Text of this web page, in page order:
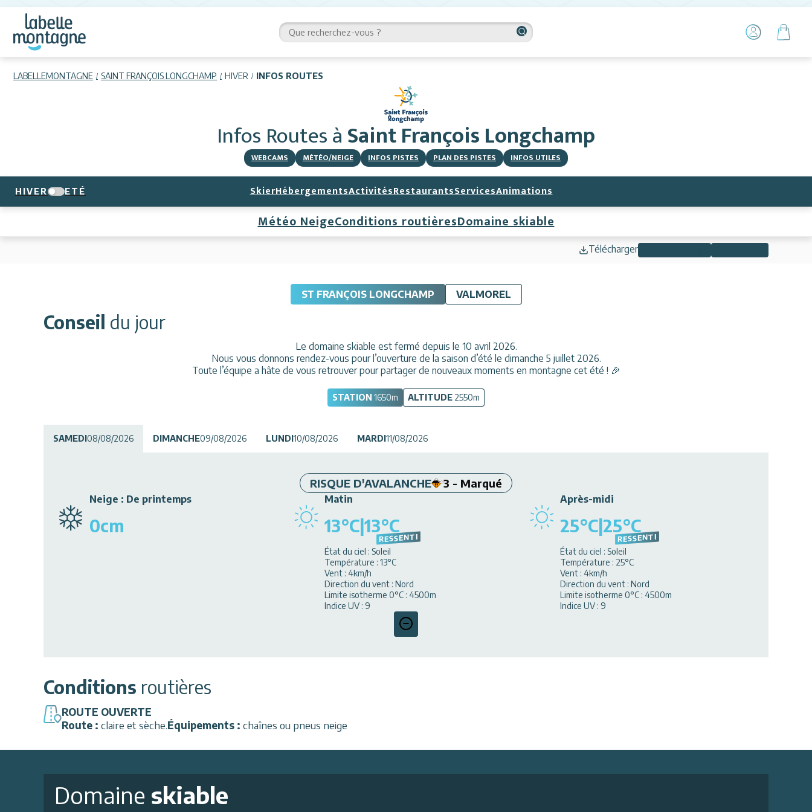
LABELLEMONTAGNE SAINT FRANÇOIS LONGCHAMP HIVER INFOS ROUTES
Infos RoutesàSaint François Longchamp
WEBCAMS MÉTÉO/NEIGE INFOS PISTES PLAN DES PISTES INFOS UTILES
HIVER ETÉ SkierHébergementsActivitésRestaurantsServicesAnimations
Météo NeigeConditions routièresDomaine skiable
Télécharger
ST FRANÇOIS LONGCHAMP VALMOREL
Conseil du jour
Le domaine skiable est fermé depuis le 10 avril 2026.
Nous vous donnons rendez-vous pour l’ouverture de la saison d’été le dimanche 5 juillet 2026.
Toute l’équipe a hâte de vous retrouver pour partager de nouveaux moments en montagne cet été ! 🎉
STATION 1650m ALTITUDE 2550m
SAMEDI08/08/2026 DIMANCHE09/08/2026 LUNDI10/08/2026 MARDI11/08/2026
RISQUE D'AVALANCHE 3 - Marqué
Neige : De printemps
0cm
Matin
13°C|13°C
RESSENTI
État du ciel : Soleil
Température :13°C
Vent :4km/h
Direction du vent : Nord
Limite isotherme 0°C :4500m
Indice UV : 9
Après-midi
25°C|25°C
RESSENTI
État du ciel : Soleil
Température : 25°C
Vent: 4km/h
Direction du vent: Nord
Limite isotherme 0°C: 4500m
Indice UV: 9
Conditions routières
ROUTE OUVERTE
Route : claire et sèche.Équipements : chaînes ou pneus neige
Domaine skiable